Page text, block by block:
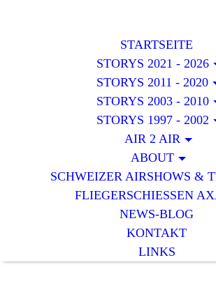
STARTSEITE
STORYS 2021 - 2026
STORYS 2011 - 2020
STORYS 2003 - 2010
STORYS 1997 - 2002
AIR 2 AIR
ABOUT
SCHWEIZER AIRSHOWS &
FLIEGERSCHIESSEN
NEWS-BLOG
KONTAKT
LINKS